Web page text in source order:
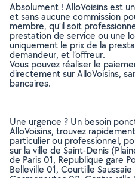
Absolument ! AlloVoisins est
et sans aucune commission
membre, qu’il soit
prestation de service ou une
uniquement le prix de la
demandeur, et l’offreur.
Vous pouvez réaliser le
directement sur AlloVoisins,
bancaires.
Une urgence ? Un besoin
AlloVoisins, trouvez
particulier ou professionnel,
sur la ville de Saint-Denis
de Paris 01, Republique gare
Belleville 01, Courtille